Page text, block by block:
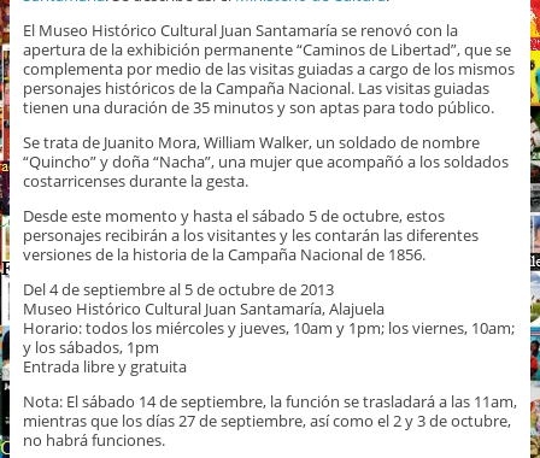
El Museo Histórico Cultural Juan Santamaría se renovó con la
apertura de la exhibición permanente “Caminos de Libertad”, que se
complementa por medio de las visitas guiadas a cargo de los mismos
personajes históricos de la Campaña Nacional. Las visitas guiadas
tienen una duración de 35 minutos y son aptas para todo público.
Se trata de Juanito Mora, William Walker, un soldado de nombre
“Quincho” y doña “Nacha”, una mujer que acompañó a los soldados
costarricenses durante la gesta.
Desde este momento y hasta el sábado 5 de octubre, estos
personajes recibirán a los visitantes y les contarán las diferentes
versiones de la historia de la Campaña Nacional de 1856.
Del 4 de septiembre al 5 de octubre de 2013
Museo Histórico Cultural Juan Santamaría, Alajuela
Horario: todos los miércoles y jueves, 10am y 1pm; los viernes, 10am;
y los sábados, 1pm
Entrada libre y gratuita
Nota: El sábado 14 de septiembre, la función se trasladará a las 11am,
mientras que los días 27 de septiembre, así como el 2 y 3 de octubre,
no habrá funciones.